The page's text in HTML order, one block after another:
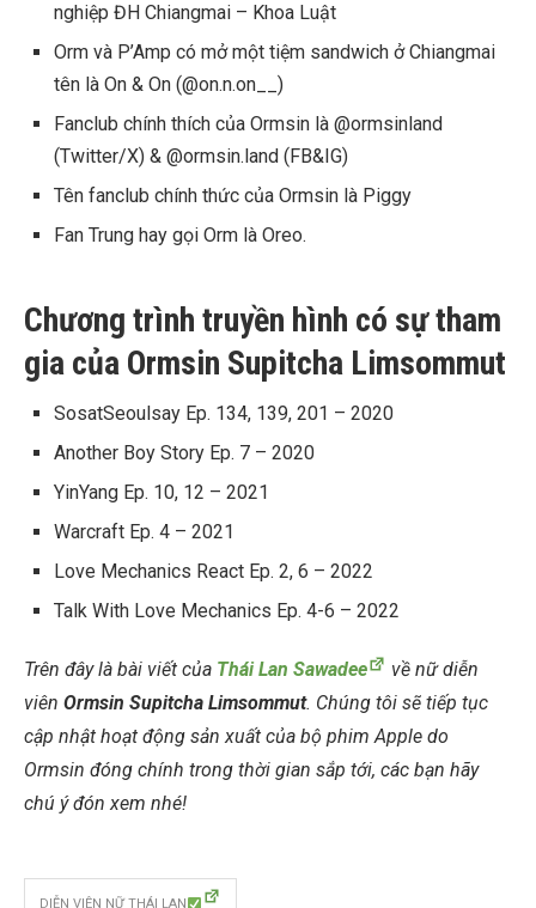
nghiệp ĐH Chiangmai – Khoa Luật
Orm và P’Amp có mở một tiệm sandwich ở Chiangmai
tên là On & On (@on.n.on__)
Fanclub chính thích của Ormsin là @ormsinland
(Twitter/X) & @ormsin.land (FB&IG)
Tên fanclub chính thức của Ormsin là Piggy
Fan Trung hay gọi Orm là Oreo.
Chương trình truyền hình có sự tham
gia của Ormsin Supitcha Limsommut
SosatSeoulsay Ep. 134, 139, 201 – 2020
Another Boy Story Ep. 7 – 2020
YinYang Ep. 10, 12 – 2021
Warcraft Ep. 4 – 2021
Love Mechanics React Ep. 2, 6 – 2022
Talk With Love Mechanics Ep. 4-6 – 2022
Trên đây là bài viết của Thái Lan Sawadee
về nữ diễn
viên Ormsin Supitcha Limsommut. Chúng tôi sẽ tiếp tục
cập nhật hoạt động sản xuất của bộ phim Apple do
Ormsin đóng chính trong thời gian sắp tới, các bạn hãy
chú ý đón xem nhé!
DIỄN VIÊN NỮ THÁI LAN